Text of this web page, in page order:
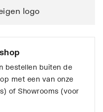
logo
bestellen buiten de
met een van onze
of Showrooms (voor